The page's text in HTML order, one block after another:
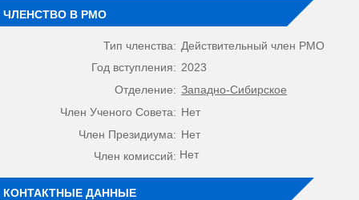
ЧЛЕНСТВО В РМО
Тип членства: Действительный член РМО
Год вступления: 2023
Отделение: Западно-Сибирское
Член Ученого Совета: Нет
Член Президиума: Нет
Член комиссий: Нет
КОНТАКТНЫЕ ДАННЫЕ